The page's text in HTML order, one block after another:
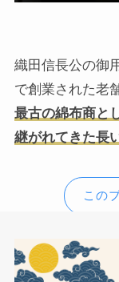
織田信長公の御
で創業された老
最古の綿布商と
継がれてきた長
この